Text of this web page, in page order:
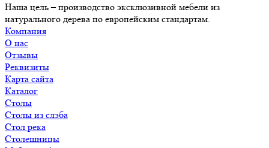
Наша цель – производство эксклюзивной мебели из
натурального дерева по европейским стандартам.
Компания
О нас
Отзывы
Реквизиты
Карта сайта
Каталог
Столы
Столы из слэба
Стол река
Столешницы